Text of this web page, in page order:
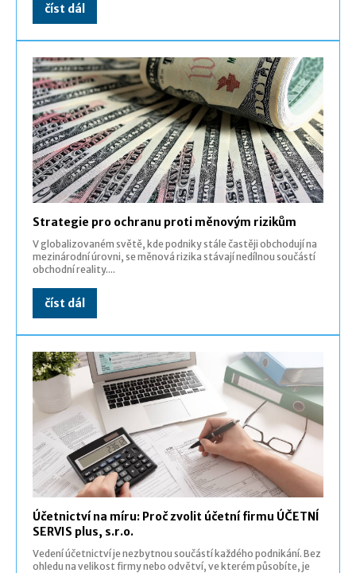
číst dál
Strategie pro ochranu proti měnovým rizikům
V globalizovaném světě, kde podniky stále častěji obchodují na
mezinárodní úrovni, se měnová rizika stávají nedílnou součástí
obchodní reality....
číst dál
Účetnictví na míru: Proč zvolit účetní firmu ÚČETNÍ
SERVIS plus, s.r.o.
Vedení účetnictví je nezbytnou součástí každého podnikání. Bez
ohledu na velikost firmy nebo odvětví, ve kterém působíte, je